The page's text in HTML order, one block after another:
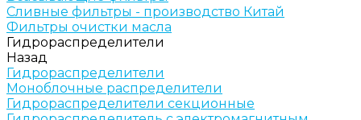
Сливные фильтры - производство Китай
Фильтры очистки масла
Гидрораспределители
Назад
Гидрораспределители
Моноблочные распределители
Гидрораспределители секционные